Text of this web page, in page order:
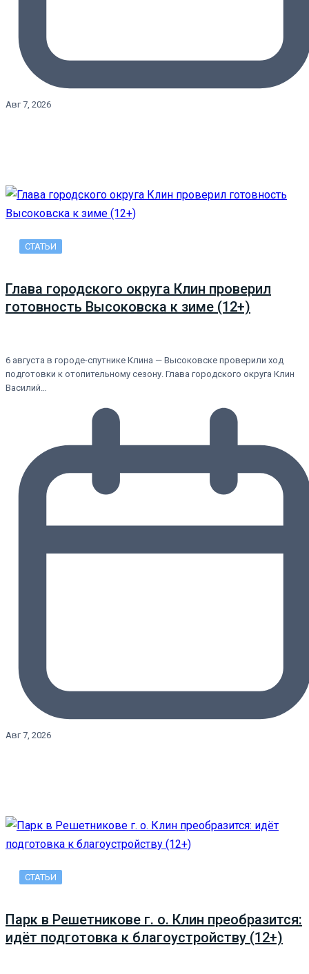
Авг 7, 2026
СТАТЬИ
Глава городского округа Клин проверил
готовность Высоковска к зиме (12+)
6 августа в городе-спутнике Клина — Высоковске проверили ход
подготовки к отопительному сезону. Глава городского округа Клин
Василий…
Авг 7, 2026
СТАТЬИ
Парк в Решетникове г. о. Клин преобразится:
идёт подготовка к благоустройству (12+)